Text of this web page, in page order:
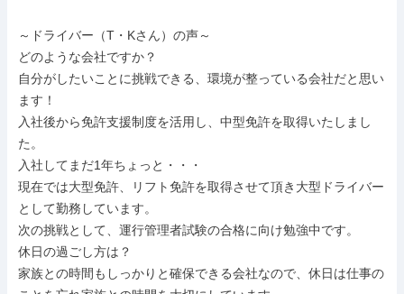
～ドライバー（T・Kさん）の声～
どのような会社ですか？
自分がしたいことに挑戦できる、環境が整っている会社だと思い
ます！
入社後から免許支援制度を活用し、中型免許を取得いたしまし
た。
入社してまだ1年ちょっと・・・
現在では大型免許、リフト免許を取得させて頂き大型ドライバー
として勤務しています。
次の挑戦として、運行管理者試験の合格に向け勉強中です。
休日の過ごし方は？
家族との時間もしっかりと確保できる会社なので、休日は仕事の